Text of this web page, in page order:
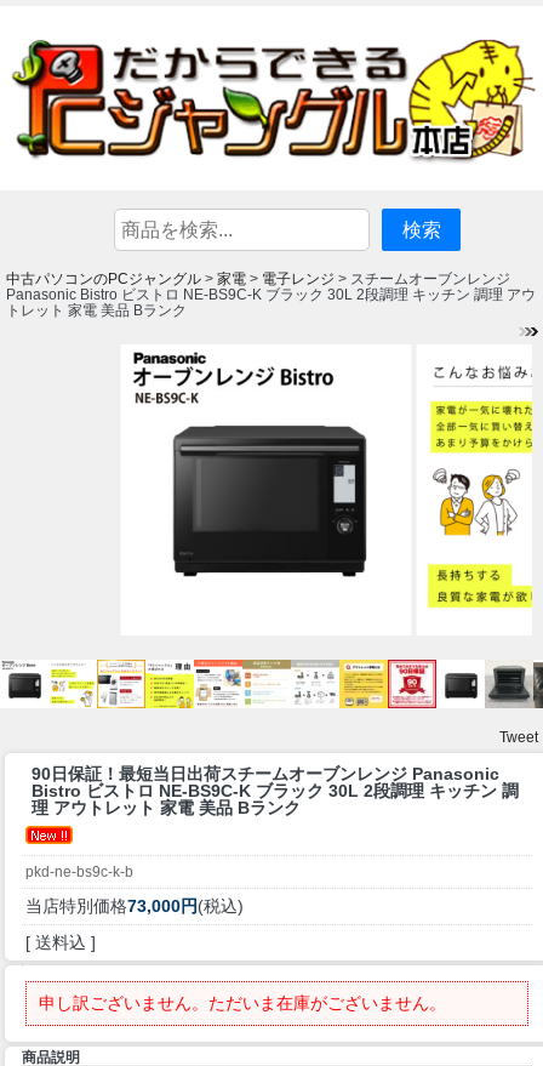
中古パソコンのPCジャングル > 家電 > 電子レンジ > スチームオーブンレンジ
Panasonic Bistro ビストロ NE-BS9C-K ブラック 30L 2段調理 キッチン 調理 アウ
トレット 家電 美品 Bランク
Tweet
90日保証！最短当日出荷スチームオーブンレンジ Panasonic
Bistro ビストロ NE-BS9C-K ブラック 30L 2段調理 キッチン 調
理 アウトレット 家電 美品 Bランク
pkd-ne-bs9c-k-b
当店特別価格73,000円(税込)
[ 送料込 ]
申し訳ございません。ただいま在庫がございません。
商品説明